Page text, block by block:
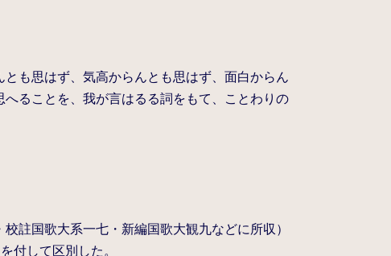
も思はず、気高からんとも思はず、面白からん
ることを、我が言はるる詞をもて、ことわりの
校註国歌大系一七・新編国歌大観九などに所収）
を付して区別した。